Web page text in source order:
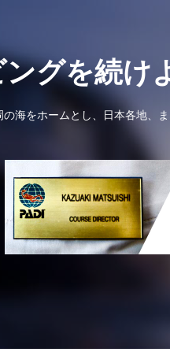
グを続け
海をホームとし、日本各地、